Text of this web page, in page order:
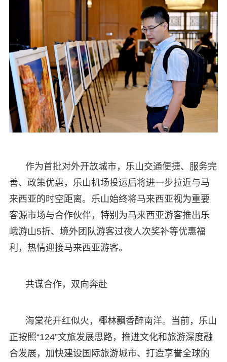
作为首批对外开放城市，乐山交通便捷、服务完
善、政策优惠，乐山机场投运后将进一步拉近与马
来西亚的时空距离。乐山始终将马来西亚视为重要
客源市场与合作伙伴，特别为马来西亚游客推出乐
峨游山5折、境外团队游客过夜人次奖补等优惠福
利，热情迎接马来西亚游客。
共谋合作，双向奔赴
海棠花开红似火，椰林飘香醉南洋。当前，乐山
正按照“124”文旅发展思路，推进文化和旅游深度融
合发展，加快建设国际旅游城市、打造享誉全球的